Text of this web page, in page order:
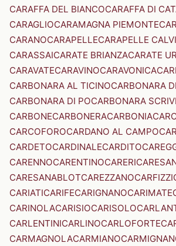
CARAFFA DEL BIANCOCARAFFA DI
CARAGLIOCARAMAGNA PIEMONTE
CARANOCARAPELLECARAPELLE
CARASSAICARATE BRIANZACARATE
CARAVATECARAVINOCARAVONICA
CARBONARA AL TICINOCARBONARA
CARBONARA DI POCARBONARA
CARBONECARBONERACARBONIA
CARCOFOROCARDANO AL CAMPO
CARDETOCARDINALECARDITO
CARENNOCARENTINOCARERI
CARESANABLOTCAREZZANOCARFIZZI
CARIATICARIFECARIGNANOCARIMATE
CARINOLACARISIOCARISOLO
CARLENTINICARLINOCARLOFORTE
CARMAGNOLACARMIANO